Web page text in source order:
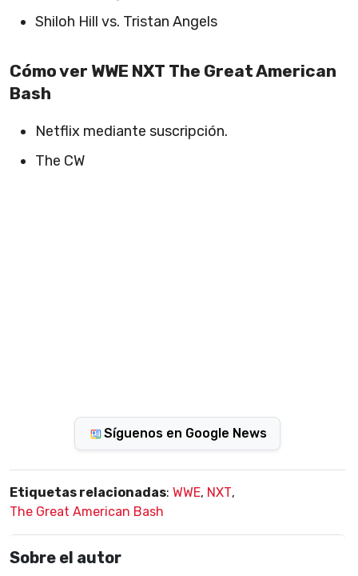
Shiloh Hill vs. Tristan Angels
Cómo ver WWE NXT The Great American
Bash
Netflix mediante suscripción.
The CW
Síguenos en Google News
Etiquetas relacionadas: WWE, NXT,
The Great American Bash
Sobre el autor